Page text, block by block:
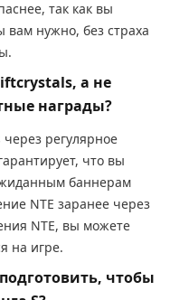
так как вы
вам нужно, без страха
а не
награды?
регулярное
что вы
баннерам
NTE заранее через
NTE, вы можете
на игре.
чтобы